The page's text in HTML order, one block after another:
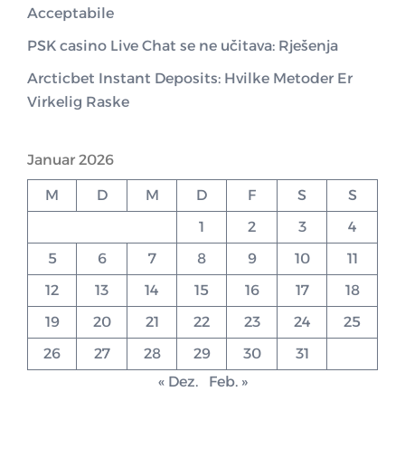
Acceptabile
PSK casino Live Chat se ne učitava: Rješenja
Arcticbet Instant Deposits: Hvilke Metoder Er
Virkelig Raske
Januar 2026
M D M D F S
S
1
2 3
4
5
6 7 8 9 10
11
12
13 14 15 16 17
18
19
20 21 22 23 24
25
26
27 28 29 30
31
« Dez.
Feb. »